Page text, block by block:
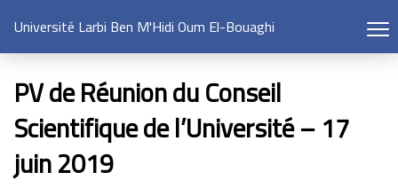
Université Larbi Ben M'Hidi Oum El-Bouaghi
PV de Réunion du Conseil
Scientifique de l’Université – 17
juin 2019